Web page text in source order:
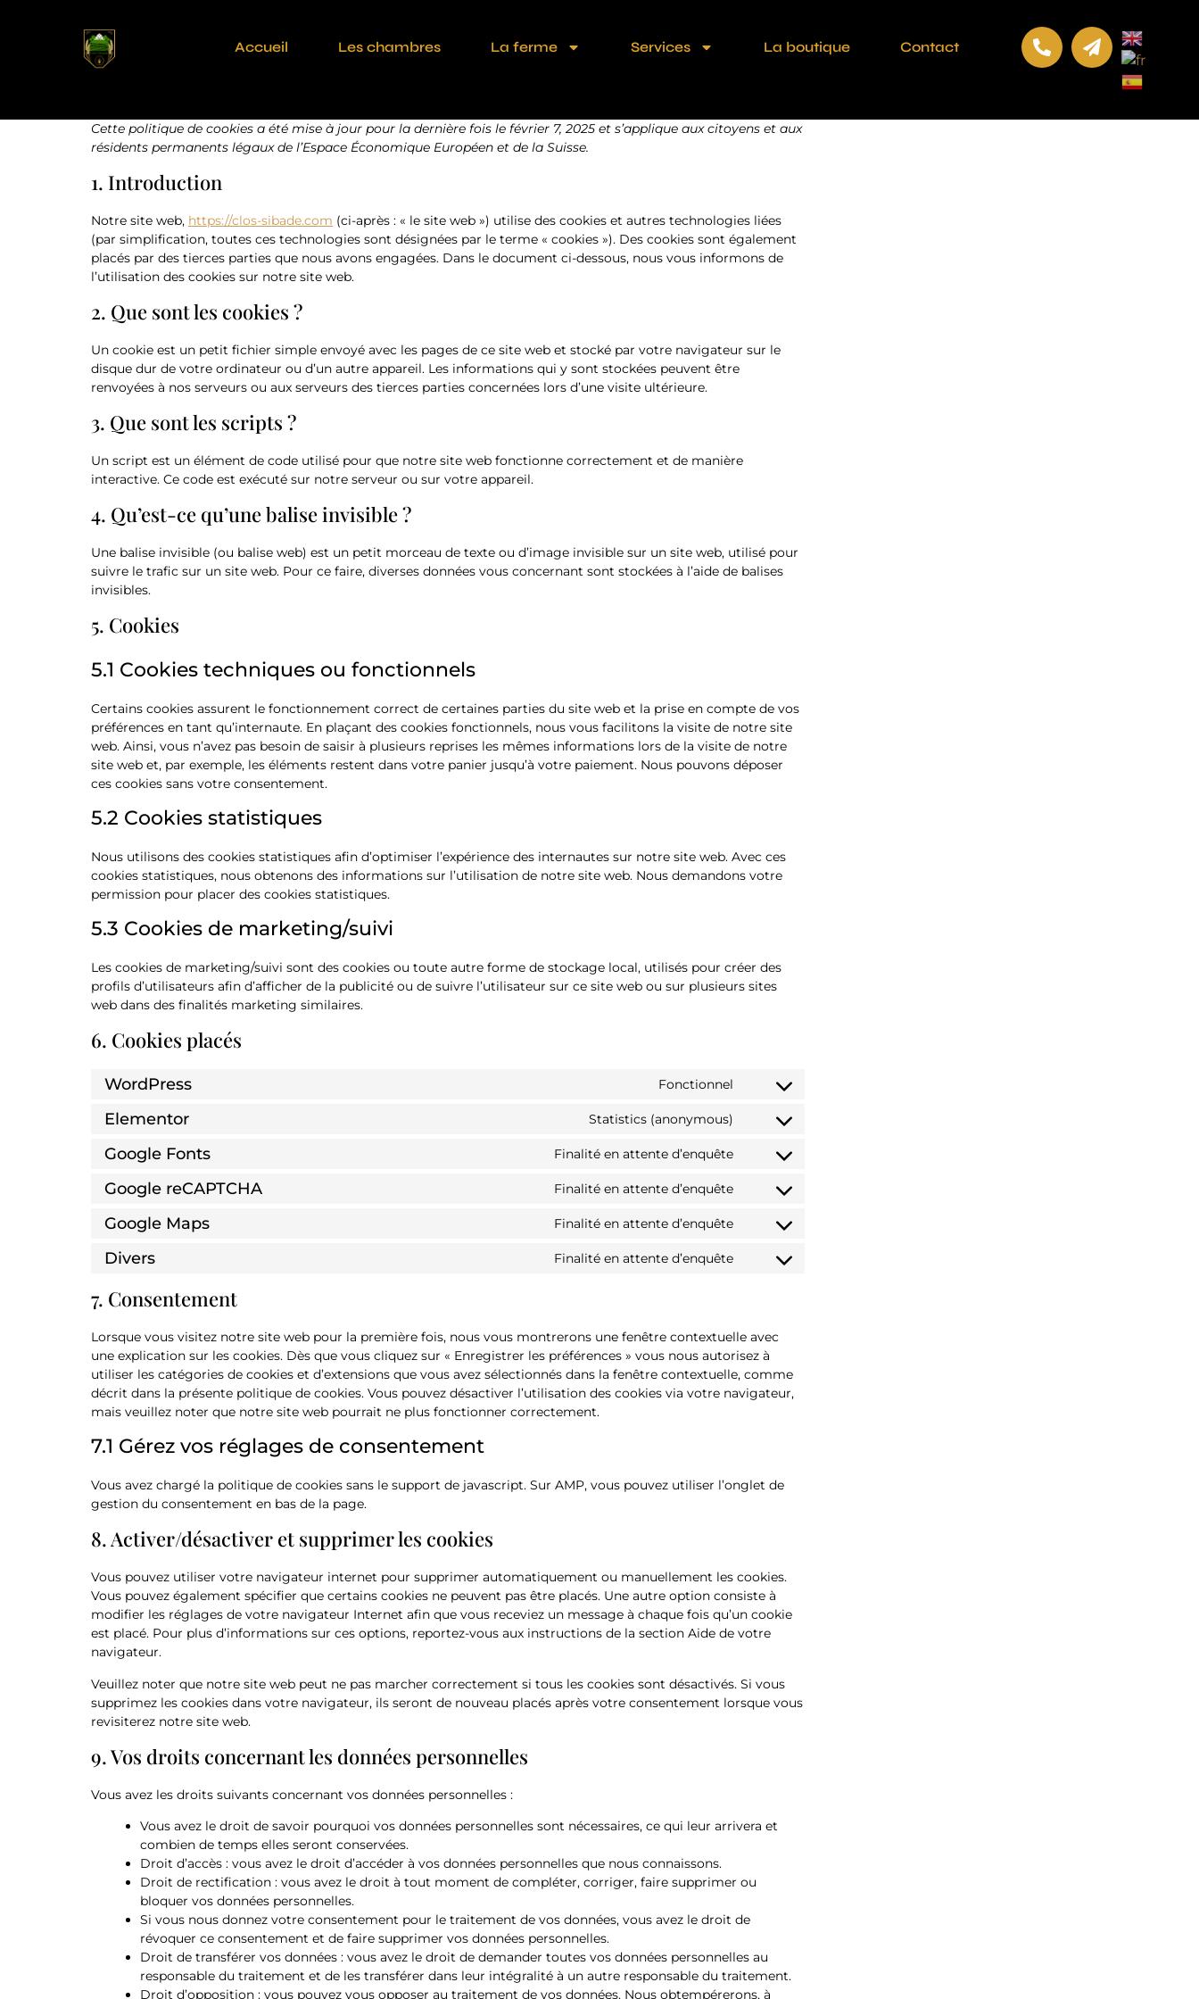
Accueil Les chambres La ferme Services La boutique Contact
Cette politique de cookies a été mise à jour pour la dernière fois le février 7, 2025 et s’applique aux citoyens et aux
résidents permanents légaux de l’Espace Économique Européen et de la Suisse.
1. Introduction
Notre site web, https://clos-sibade.com (ci-après : « le site web ») utilise des cookies et autres technologies liées
(par simplification, toutes ces technologies sont désignées par le terme « cookies »). Des cookies sont également
placés par des tierces parties que nous avons engagées. Dans le document ci-dessous, nous vous informons de
l’utilisation des cookies sur notre site web.
2. Que sont les cookies ?
Un cookie est un petit fichier simple envoyé avec les pages de ce site web et stocké par votre navigateur sur le
disque dur de votre ordinateur ou d’un autre appareil. Les informations qui y sont stockées peuvent être
renvoyées à nos serveurs ou aux serveurs des tierces parties concernées lors d’une visite ultérieure.
3. Que sont les scripts ?
Un script est un élément de code utilisé pour que notre site web fonctionne correctement et de manière
interactive. Ce code est exécuté sur notre serveur ou sur votre appareil.
4. Qu’est-ce qu’une balise invisible ?
Une balise invisible (ou balise web) est un petit morceau de texte ou d’image invisible sur un site web, utilisé pour
suivre le trafic sur un site web. Pour ce faire, diverses données vous concernant sont stockées à l’aide de balises
invisibles.
5. Cookies
5.1 Cookies techniques ou fonctionnels
Certains cookies assurent le fonctionnement correct de certaines parties du site web et la prise en compte de vos
préférences en tant qu’internaute. En plaçant des cookies fonctionnels, nous vous facilitons la visite de notre site
web. Ainsi, vous n’avez pas besoin de saisir à plusieurs reprises les mêmes informations lors de la visite de notre
site web et, par exemple, les éléments restent dans votre panier jusqu’à votre paiement. Nous pouvons déposer
ces cookies sans votre consentement.
5.2 Cookies statistiques
Nous utilisons des cookies statistiques afin d’optimiser l’expérience des internautes sur notre site web. Avec ces
cookies statistiques, nous obtenons des informations sur l’utilisation de notre site web. Nous demandons votre
permission pour placer des cookies statistiques.
5.3 Cookies de marketing/suivi
Les cookies de marketing/suivi sont des cookies ou toute autre forme de stockage local, utilisés pour créer des
profils d’utilisateurs afin d’afficher de la publicité ou de suivre l’utilisateur sur ce site web ou sur plusieurs sites
web dans des finalités marketing similaires.
6. Cookies placés
WordPress Fonctionnel
Elementor Statistics (anonymous)
Google Fonts Finalité en attente d’enquête
Google reCAPTCHA Finalité en attente d’enquête
Google Maps Finalité en attente d’enquête
Divers Finalité en attente d’enquête
7. Consentement
Lorsque vous visitez notre site web pour la première fois, nous vous montrerons une fenêtre contextuelle avec
une explication sur les cookies. Dès que vous cliquez sur « Enregistrer les préférences » vous nous autorisez à
utiliser les catégories de cookies et d’extensions que vous avez sélectionnés dans la fenêtre contextuelle, comme
décrit dans la présente politique de cookies. Vous pouvez désactiver l’utilisation des cookies via votre navigateur,
mais veuillez noter que notre site web pourrait ne plus fonctionner correctement.
7.1 Gérez vos réglages de consentement
Vous avez chargé la politique de cookies sans le support de javascript. Sur AMP, vous pouvez utiliser l’onglet de
gestion du consentement en bas de la page.
8. Activer/désactiver et supprimer les cookies
Vous pouvez utiliser votre navigateur internet pour supprimer automatiquement ou manuellement les cookies.
Vous pouvez également spécifier que certains cookies ne peuvent pas être placés. Une autre option consiste à
modifier les réglages de votre navigateur Internet afin que vous receviez un message à chaque fois qu’un cookie
est placé. Pour plus d’informations sur ces options, reportez-vous aux instructions de la section Aide de votre
navigateur.
Veuillez noter que notre site web peut ne pas marcher correctement si tous les cookies sont désactivés. Si vous
supprimez les cookies dans votre navigateur, ils seront de nouveau placés après votre consentement lorsque vous
revisiterez notre site web.
9. Vos droits concernant les données personnelles
Vous avez les droits suivants concernant vos données personnelles :
Vous avez le droit de savoir pourquoi vos données personnelles sont nécessaires, ce qui leur arrivera et
combien de temps elles seront conservées.
Droit d’accès : vous avez le droit d’accéder à vos données personnelles que nous connaissons.
Droit de rectification : vous avez le droit à tout moment de compléter, corriger, faire supprimer ou
bloquer vos données personnelles.
Si vous nous donnez votre consentement pour le traitement de vos données, vous avez le droit de
révoquer ce consentement et de faire supprimer vos données personnelles.
Droit de transférer vos données : vous avez le droit de demander toutes vos données personnelles au
responsable du traitement et de les transférer dans leur intégralité à un autre responsable du traitement.
Droit d’opposition : vous pouvez vous opposer au traitement de vos données. Nous obtempérerons, à